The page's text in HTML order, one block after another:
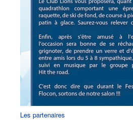
Les partenaires